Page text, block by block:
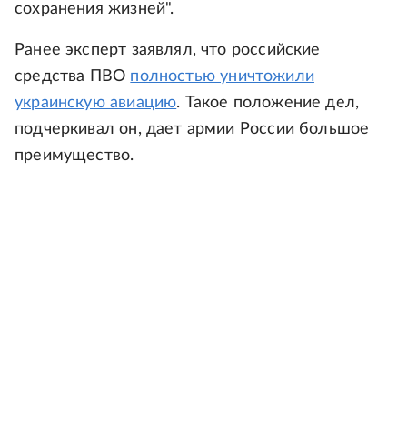
сохранения жизней".
Ранее эксперт заявлял, что российские
средства ПВО полностью уничтожили
украинскую авиацию. Такое положение дел,
подчеркивал он, дает армии России большое
преимущество.